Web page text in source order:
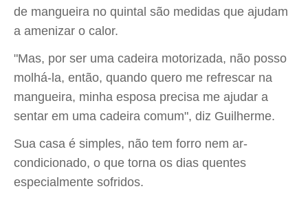
de mangueira no quintal são medidas que ajudam
a amenizar o calor.
"Mas, por ser uma cadeira motorizada, não posso
molhá-la, então, quando quero me refrescar na
mangueira, minha esposa precisa me ajudar a
sentar em uma cadeira comum", diz Guilherme.
Sua casa é simples, não tem forro nem ar-
condicionado, o que torna os dias quentes
especialmente sofridos.